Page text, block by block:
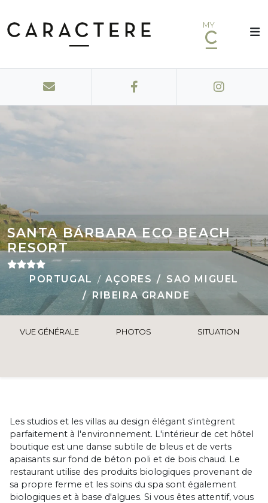
MY
SANTA BÁRBARA ECO BEACH
RESORT
PORTUGAL AÇORES
SAO MIGUEL
RIBEIRA GRANDE
VUE GÉNÉRALE PHOTOS SITUATION
Les studios et les villas au design élégant s'intègrent
parfaitement à l'environnement. L'intérieur de cet hôtel
boutique est une danse subtile de bleus et de verts
apaisants sur fond de béton poli et de bois chaud. Le
restaurant utilise des produits biologiques provenant de
sa propre ferme et les soins du spa sont également
biologiques et à base d'algues. Si vous êtes attentif, vous